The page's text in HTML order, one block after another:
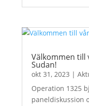
Välkommen till
Sudan!
okt 31, 2023 |
Operation 1325
paneldiskussion